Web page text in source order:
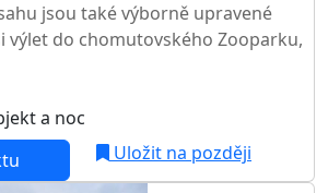
jsou také výborně upravené
výlet do chomutovského Zooparku,
a noc
Uložit na později